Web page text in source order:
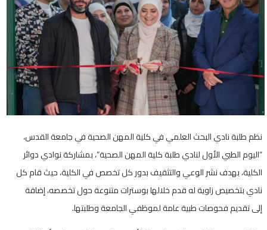
نظم طلبة نادي البحث العلمي في كلية المهن الصحية في جامعة القدس،
“اليوم الطبي الأول لنادي طلبة كلية المهن الصحية”، بمشاركة نوادي دوائر
الكلية، بهدف نشر الوعي والتثقيف بدور كل تخصص في الكلية، حيث قام كل
نادي بتخصيص زاوية له قدم خلالها بوسترات متنوعة حول تخصصه، إضافة
إلى تقديم فحوصات طبية عامة لموظفي الجامعة وطلبتها.